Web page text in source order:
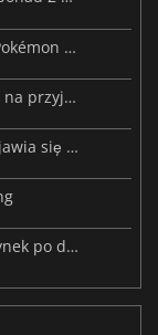
Beast of Reincarnation: twórcy serii gier Pokémon wkraczają na nową ścieżkę
Big Walk już w sprzedaży – podróż oparta na przyjaźni
W Warhammer 40,000: Dawn of War 4 pojawia się frakcja Nekronów
Forsaken Realms: Vahrin’s Call trafia na rynek po dziesięciu latach prac